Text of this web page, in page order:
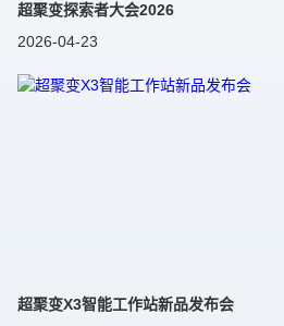
超聚变探索者大会2026
2026-04-23
超聚变X3智能工作站新品发布会